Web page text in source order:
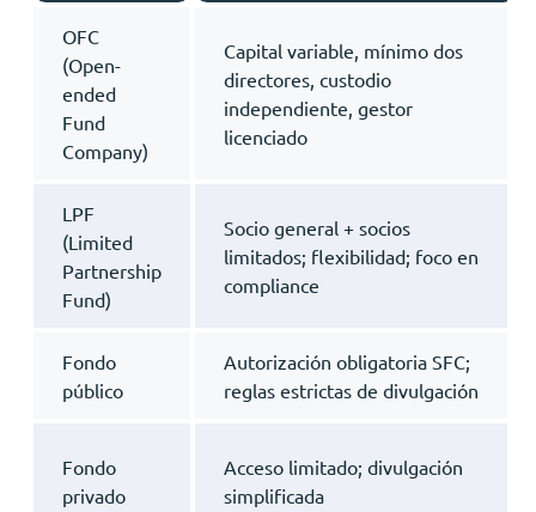
OFC
(Open-
ended
Fund
Company)
Capital variable, mínimo dos
directores, custodio
independiente, gestor
licenciado
LPF
(Limited
Partnership
Fund)
Socio general + socios
limitados; flexibilidad; foco en
compliance
Fondo
público
Autorización obligatoria SFC;
reglas estrictas de divulgación
Fondo
privado
Acceso limitado; divulgación
simplificada